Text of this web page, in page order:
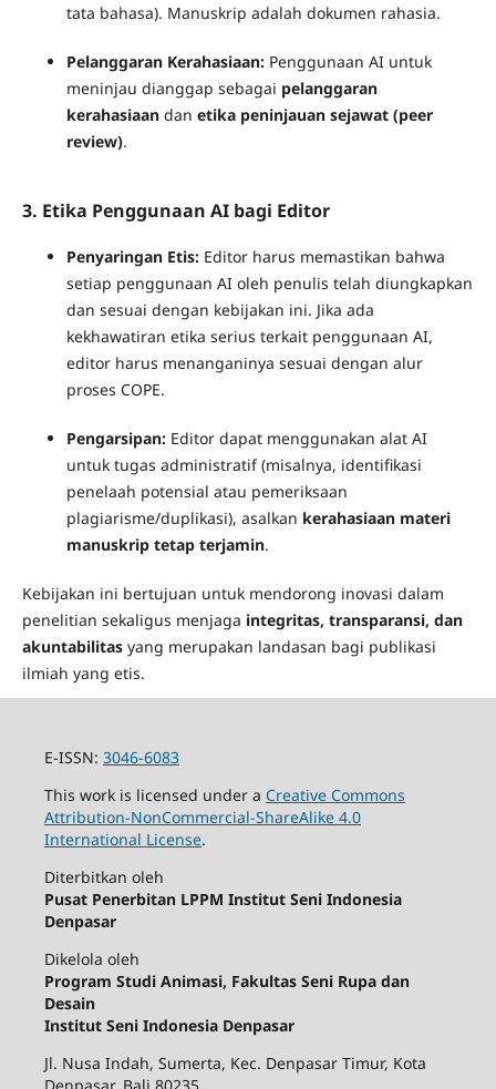
tata bahasa). Manuskrip adalah dokumen rahasia.
Pelanggaran Kerahasiaan:Penggunaan AI untuk
meninjau dianggap sebagai pelanggaran
kerahasiaandan etika peninjauan sejawat (peer
review).
3. Etika Penggunaan AI bagi Editor
Penyaringan Etis:Editor harus memastikan bahwa
setiap penggunaan AI oleh penulis telah diungkapkan
dan sesuai dengan kebijakan ini. Jika ada
kekhawatiran etika serius terkait penggunaan AI,
editor harus menanganinya sesuai dengan alur
proses COPE.
Pengarsipan:Editor dapat menggunakan alat AI
untuk tugas administratif (misalnya, identifikasi
penelaah potensial atau pemeriksaan
plagiarisme/duplikasi), asalkan kerahasiaan materi
manuskrip tetap terjamin.
Kebijakan ini bertujuan untuk mendorong inovasi dalam
penelitian sekaligus menjaga integritas, transparansi, dan
akuntabilitasyang merupakan landasan bagi publikasi
ilmiah yang etis.
E-ISSN: 3046-6083
This work is licensed under a Creative Commons
Attribution-NonCommercial-ShareAlike 4.0
International License.
Diterbitkan oleh
Pusat Penerbitan LPPM Institut Seni Indonesia
Denpasar
Dikelola oleh
Program Studi Animasi, Fakultas Seni Rupa dan
Desain
Institut Seni Indonesia Denpasar
Jl. Nusa Indah, Sumerta, Kec. Denpasar Timur, Kota